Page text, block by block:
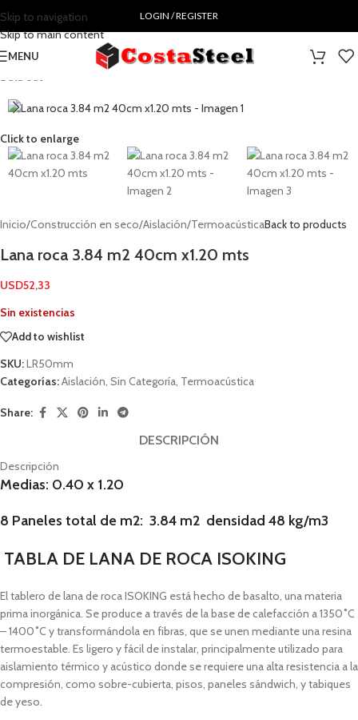
Skip to navigation
Skip to main content
LOGIN / REGISTER
MENU
Sold out
Click to enlarge
Inicio/Construcción en seco/Aislación/TermoacústicaBack to products
Lana roca 3.84 m2 40cm x1.20 mts
USD52,33
Sin existencias
Add to wishlist
SKU:LR50mm
Categorías:Aislación Sin Categoría Termoacústica
Share:
DESCRIPCIÓN
Descripción
Medias: 0.40 x 1.20
8 Paneles total de m2: 3.84 m2 densidad 48 kg/m3
TABLA DE LANA DE ROCA ISOKING
El tablero de lana de roca ISOKING está hecho de basalto, una materia
prima inorgánica. Se produce a través de la base de calefacción a 1350˚C
– 1400˚C y transformándola en fibras, que se unen mediante una resina
termoestable. Es ligero y fácil de instalar, principalmente utilizado para
aislamiento térmico y acústico donde se requiere una alta resistencia a la
compresión, como sobre-cubierta, pisos, paneles sándwich, y tabiques
de yeso.